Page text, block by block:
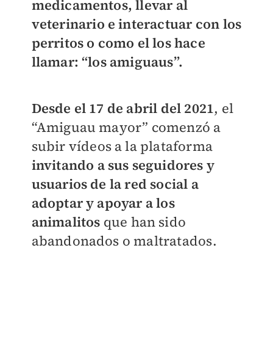
medicamentos, llevar al
veterinario e interactuar con los
perritos o como el los hace
llamar: “los amiguaus”.
Desde el 17 de abril del 2021, el
“Amiguau mayor” comenzó a
subir vídeos a la plataforma
invitando a sus seguidores y
usuarios de la red social a
adoptar y apoyar a los
animalitos que han sido
abandonados o maltratados.